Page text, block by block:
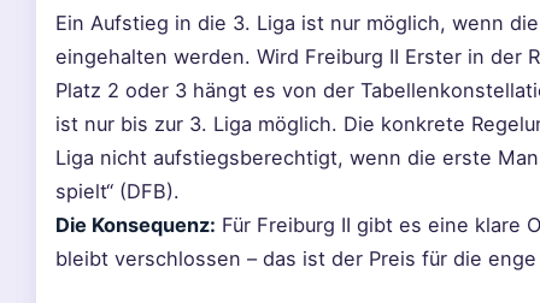
Ein Aufstieg in die 3. Liga ist nur möglich, wenn
eingehalten werden. Wird Freiburg II Erster in der
Platz 2 oder 3 hängt es von der
ist nur bis zur 3. Liga möglich. Die konkrete
Liga nicht aufstiegsberechtigt, wenn die erste
spielt“ (DFB).
Die Konsequenz: Für Freiburg II gibt es eine klare
bleibt verschlossen – das ist der Preis für die